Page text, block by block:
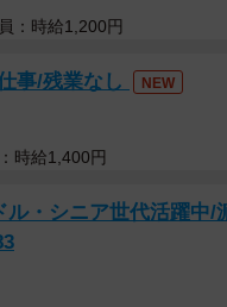
：時給1,200円
事/残業なし NEW
時給1,400円
ル・シニア世代活躍中/